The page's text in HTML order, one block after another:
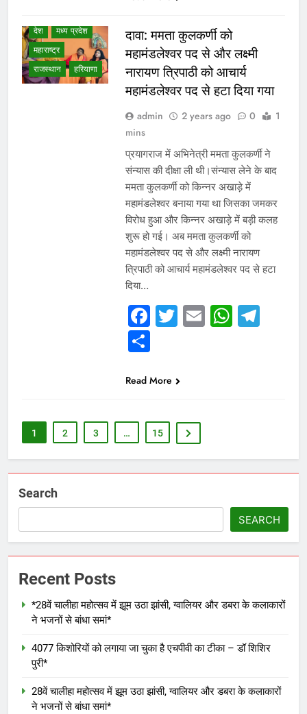
देश
मध्य प्रदेश
महाराष्ट्र
राजस्थान
हरियाणा
दावा: ममता कुलकर्णी को
महामंडलेश्वर पद से और लक्ष्मी
नारायण त्रिपाठी को आचार्य
महामंडलेश्वर पद से हटा दिया गया
admin 2 years ago 0
1
mins
प्रयागराज में अभिनेत्री ममता कुलकर्णी ने
संन्यास की दीक्षा ली थी।संन्यास लेने के बाद
ममता कुलकर्णी को किन्नर अखाड़े में
महामंडलेश्वर बनाया गया था जिसका जमकर
विरोध हुआ और किन्नर अखाड़े में बड़ी कलह
शुरू हो गई। अब ममता कुलकर्णी को
महामंडलेश्वर पद से और लक्ष्मी नारायण
त्रिपाठी को आचार्य महामंडलेश्वर पद से हटा
दिया…
Facebook
Twitter
Email
Share
Read More
1 2 3 … 15
Search
SEARCH
Recent Posts
*28वें चालीहा महोत्सव में झूम उठा झांसी, ग्वालियर और डबरा के कलाकारों
ने भजनों से बांधा समां*
4077 किशोरियों को लगाया जा चुका है एचपीवी का टीका – डॉ शिशिर
पुरी*
28वें चालीहा महोत्सव में झूम उठा झांसी, ग्वालियर और डबरा के कलाकारों
ने भजनों से बांधा समां*